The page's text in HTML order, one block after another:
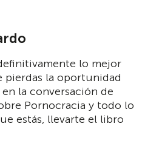
lo mejor
pierdas la oportunidad
la conversación de
Pornocracia y todo lo
estás, llevarte el libro